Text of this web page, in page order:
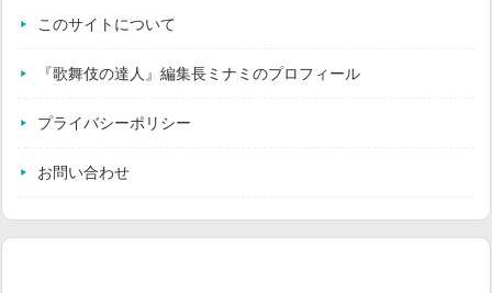
このサイトについて
『歌舞伎の達人』編集長ミナミのプロフィール
プライバシーポリシー
お問い合わせ